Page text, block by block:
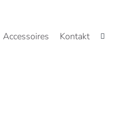
Accessoires Kontakt